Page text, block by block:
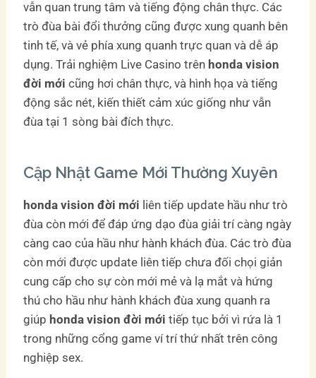
vẫn quan trung tâm và tiếng động chân thực. Các
trò đùa bài đổi thưởng cũng được xung quanh bên
tinh tế, và vẻ phía xung quanh trực quan và dễ áp
dụng. Trải nghiệm Live Casino trên honda vision
đời mới cũng hơi chân thực, và hình họa và tiếng
động sắc nét, kiến thiết cảm xúc giống như vẫn
đùa tại 1 sòng bài đích thực.
Cập Nhật Game Mới Thường Xuyên
honda vision đời mới liên tiếp update hầu như trò
đùa còn mới để đáp ứng dạo đùa giải trí càng ngày
càng cao của hầu như hành khách đùa. Các trò đùa
còn mới được update liên tiếp chưa đối chọi giản
cung cấp cho sự còn mới mẻ và lạ mắt và hứng
thú cho hầu như hành khách đùa xung quanh ra
giúp honda vision đời mới tiếp tục bởi vì rứa là 1
trong những cổng game ví trí thứ nhất trên công
nghiệp sex.